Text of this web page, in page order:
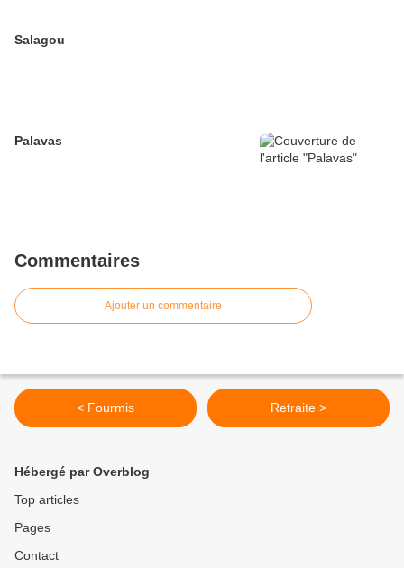
Salagou
Palavas
Commentaires
Ajouter un commentaire
< Fourmis Retraite >
Hébergé par Overblog
Top articles
Pages
Contact